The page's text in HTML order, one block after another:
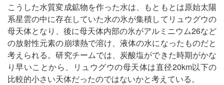
こうした水質変成鉱物を作った水は、もともとは原始太陽
系星雲の中に存在していた水の氷が集積してリュウグウの
母天体となり、後に母天体内部の氷がアルミニウム26など
の放射性元素の崩壊熱で溶け、液体の水になったものだと
考えられる。研究チームでは、炭酸塩ができた時期がかな
り早いことから、リュウグウの母天体は直径20km以下の
比較的小さい天体だったのではないかと考えている。